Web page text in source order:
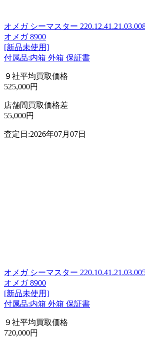
オメガ シーマスター
オメガ 8900
[新品未使用]
付属品:内箱 外箱 保証書
９社平均買取価格
525,000円
店舗間買取価格差
55,000円
査定日:2026年07月07日
オメガ シーマスター
オメガ 8900
[新品未使用]
付属品:内箱 外箱 保証書
９社平均買取価格
720,000円